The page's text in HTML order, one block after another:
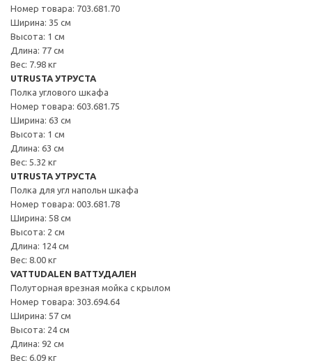
Номер товара: 703.681.70
Ширина: 35 см
Высота: 1 см
Длина: 77 см
Вес: 7.98 кг
UTRUSTA УТРУСТА
Полка углового шкафа
Номер товара: 603.681.75
Ширина: 63 см
Высота: 1 см
Длина: 63 см
Вес: 5.32 кг
UTRUSTA УТРУСТА
Полка для угл напольн шкафа
Номер товара: 003.681.78
Ширина: 58 см
Высота: 2 см
Длина: 124 см
Вес: 8.00 кг
VATTUDALEN ВАТТУДАЛЕН
Полуторная врезная мойка с крылом
Номер товара: 303.694.64
Ширина: 57 см
Высота: 24 см
Длина: 92 см
Вес: 6.09 кг